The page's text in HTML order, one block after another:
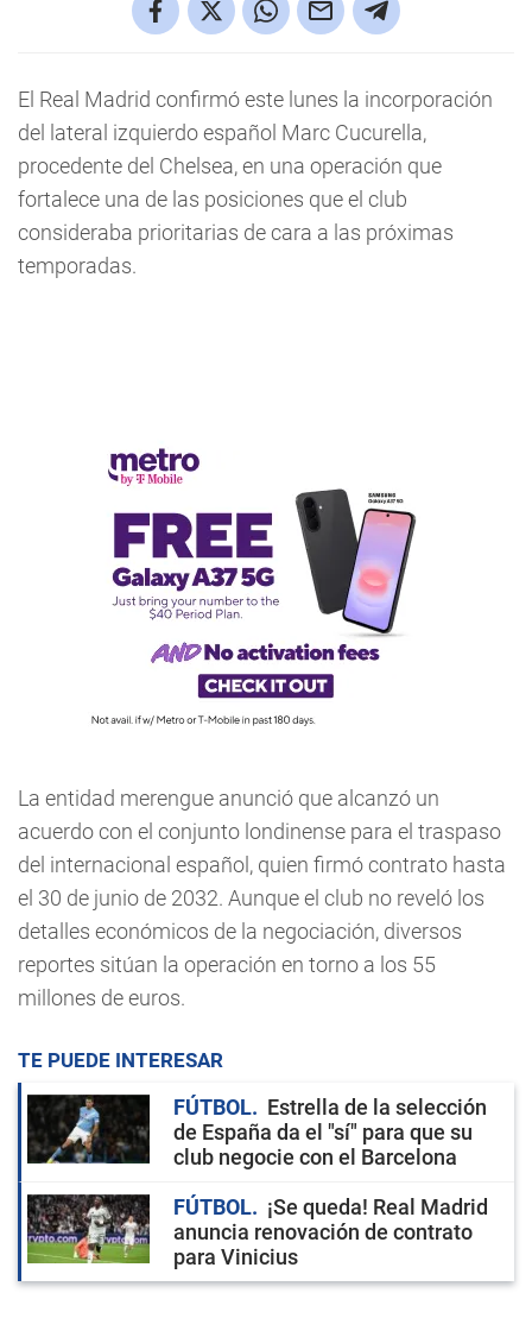
El Real Madrid confirmó este lunes la incorporación
del lateral izquierdo español Marc Cucurella,
procedente del Chelsea, en una operación que
fortalece una de las posiciones que el club
consideraba prioritarias de cara a las próximas
temporadas.
La entidad merengue anunció que alcanzó un
acuerdo con el conjunto londinense para el traspaso
del internacional español, quien firmó contrato hasta
el 30 de junio de 2032. Aunque el club no reveló los
detalles económicos de la negociación, diversos
reportes sitúan la operación en torno a los 55
millones de euros.
TE PUEDE INTERESAR
FÚTBOL
Estrella de la selección
de España da el "sí" para que su
club negocie con el Barcelona
FÚTBOL
¡Se queda! Real Madrid
anuncia renovación de contrato
para Vinicius